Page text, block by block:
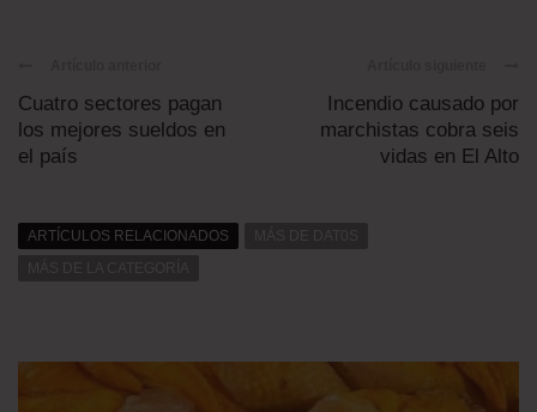
Cuatro sectores pagan
los mejores sueldos en
el país
Incendio causado por
marchistas cobra seis
vidas en El Alto
ARTÍCULOS RELACIONADOS